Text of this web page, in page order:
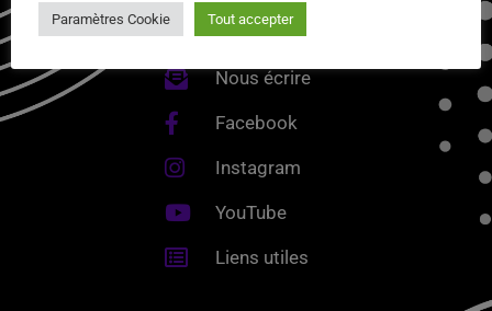
Nous écrire
Facebook
Instagram
YouTube
Liens utiles
Paramètres Cookie Tout accepter